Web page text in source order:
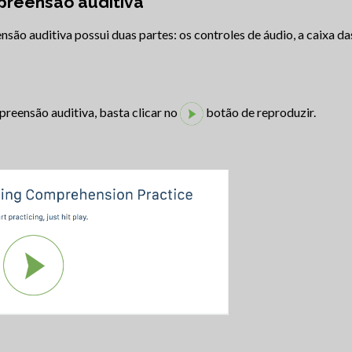
auditiva possui duas partes: os controles de áudio, a caixa
auditiva, basta clicar no botão de reproduzir.